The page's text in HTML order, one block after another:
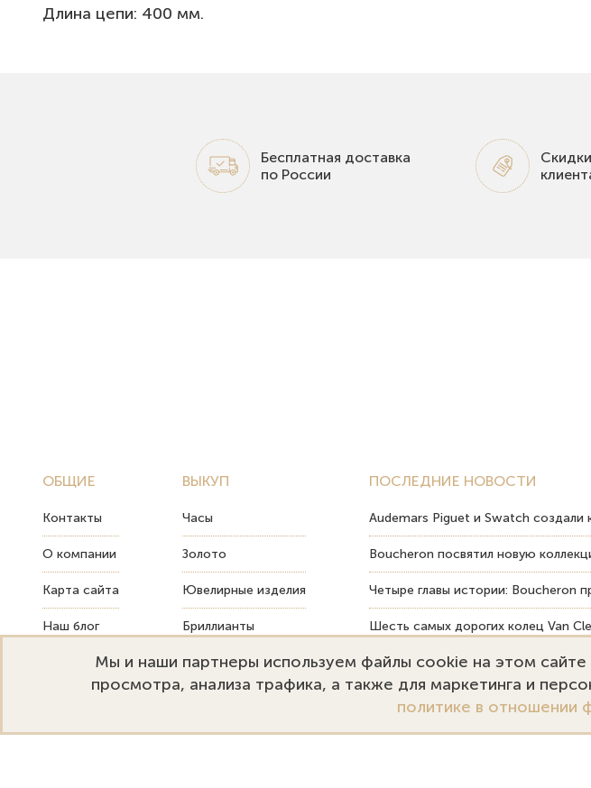
Длина цепи: 400 мм.
Бесплатная доставка
по России
ОБЩИЕ
Контакты
О компании
Карта сайта
Наш блог
ВЫКУП
Часы
Золото
Ювелирные изделия
Бриллианты
Монеты
ПОСЛЕДНИЕ НОВОСТИ
Audemars Piguet и Swatch создали
Boucheron посвятил новую
Четыре главы истории: Boucheron
Шесть самых дорогих колец Van
Как твердость драгоценных
Мы и наши партнеры используем файлы cookie на этом сайте
просмотра, анализа трафика, а также для маркетинга и
политике в отношении